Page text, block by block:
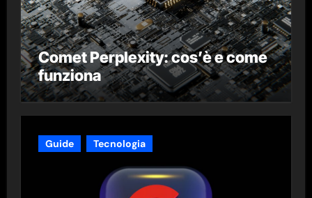
Comet Perplexity: cos’è e come
funziona
Guide Tecnologia